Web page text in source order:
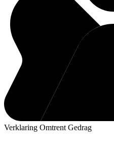
Verklaring Omtrent Gedrag